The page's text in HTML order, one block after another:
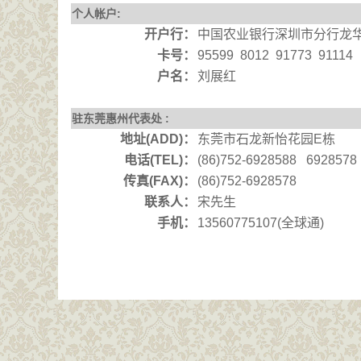
个人帐户:
开户行：
中国农业银行深圳市分行龙
卡号：
95599 8012 91773 91114
户名 ： 刘展红
驻东莞惠州代表处 :
地址(ADD)：
东莞市石龙新怡花园E栋
电话(TEL)：
(86)752-6928588 6928578
传真(FAX)：
(86)752-6928578
联系人：
宋先生
手机：
13560775107(全球通)